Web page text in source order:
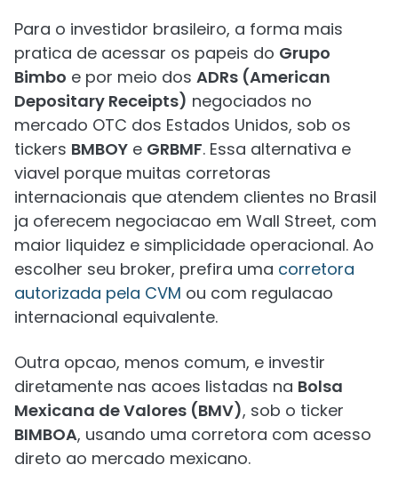
Para o investidor brasileiro, a forma mais
pratica de acessar os papeis do Grupo
Bimbo e por meio dos ADRs (American
Depositary Receipts) negociados no
mercado OTC dos Estados Unidos, sob os
tickers BMBOY e GRBMF. Essa alternativa e
viavel porque muitas corretoras
internacionais que atendem clientes no Brasil
ja oferecem negociacao em Wall Street, com
maior liquidez e simplicidade operacional. Ao
escolher seu broker, prefira uma corretora
autorizada pela CVM ou com regulacao
internacional equivalente.
Outra opcao, menos comum, e investir
diretamente nas acoes listadas na Bolsa
Mexicana de Valores (BMV), sob o ticker
BIMBOA, usando uma corretora com acesso
direto ao mercado mexicano.